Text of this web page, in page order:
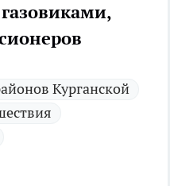
Курганской